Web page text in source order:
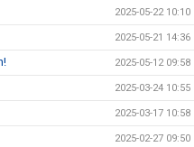
2025-05-22 10:10
2025-05-21 14:36
2025-05-12 09:58
2025-03-24 10:55
2025-03-17 10:58
2025-02-27 09:50